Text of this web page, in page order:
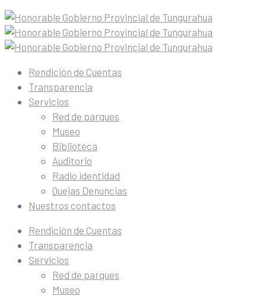
Rendición de Cuentas
Transparencia
Servicios
Red de parques
Museo
Biblioteca
Auditorio
Radio identidad
Quejas Denuncias
Nuestros contactos
Rendición de Cuentas
Transparencia
Servicios
Red de parques
Museo